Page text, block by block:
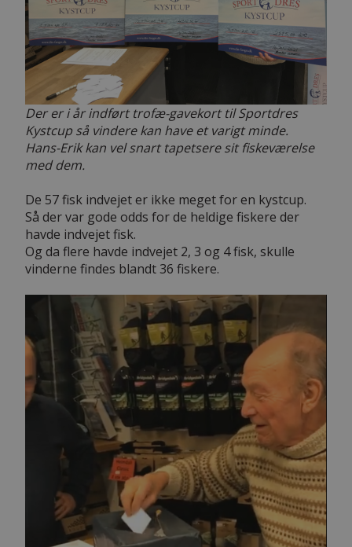
Der er i år indført trofæ-gavekort til Sportdres
Kystcup så vindere kan have et varigt minde.
Hans-Erik kan vel snart tapetsere sit fiskeværelse
med dem.
De 57 fisk indvejet er ikke meget for en kystcup.
Så der var gode odds for de heldige fiskere der
havde indvejet fisk.
Og da flere havde indvejet 2, 3 og 4 fisk, skulle
vinderne findes blandt 36 fiskere.